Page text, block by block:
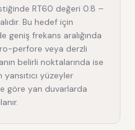
RT60 değeri 0.8 –
Bu hedef için
geniş frekans aralığında
perfore veya derzli
belirli noktalarında ise
yüzeyler
göre yan duvarlarda